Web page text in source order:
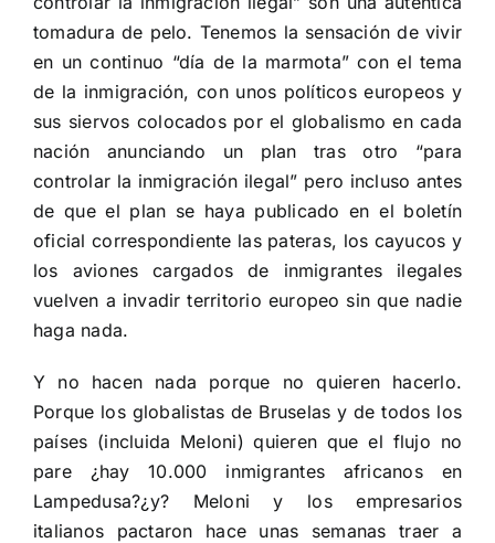
tomadura de pelo. Tenemos la sensación de vivir
en un continuo “día de la marmota” con el tema
de la inmigración, con unos políticos europeos y
sus siervos colocados por el globalismo en cada
nación anunciando un plan tras otro “para
controlar la inmigración ilegal” pero incluso antes
de que el plan se haya publicado en el boletín
oficial correspondiente las pateras, los cayucos y
los aviones cargados de inmigrantes ilegales
vuelven a invadir territorio europeo sin que nadie
haga nada.
Y no hacen nada porque no quieren hacerlo.
Porque los globalistas de Bruselas y de todos los
países (incluida Meloni) quieren que el flujo no
pare ¿hay 10.000 inmigrantes africanos en
Lampedusa?¿y? Meloni y los empresarios
italianos pactaron hace unas semanas traer a